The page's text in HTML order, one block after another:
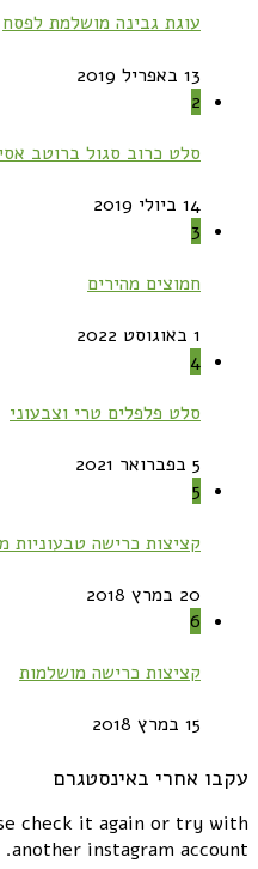
עוגת גבינה מושלמת לפסח
13 באפריל 2019
2
סלט כרוב סגול ברוטב
14 ביולי 2019
3
חמוצים מהירים
1 באוגוסט 2022
4
סלט פלפלים טרי וצבעוני
5 בפברואר 2021
5
קציצות כרישה טבעוניות
20 במרץ 2018
6
קציצות כרישה מושלמות
15 במרץ 2018
עקבו אחרי באינסטגרם
check it again or try with
another instagram account.